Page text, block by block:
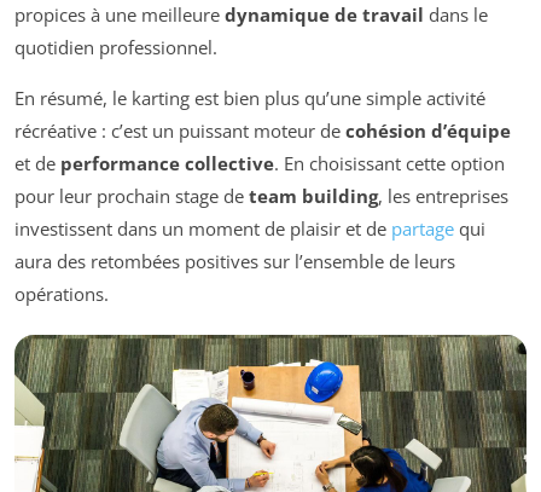
propices à une meilleure dynamique de travail dans le
quotidien professionnel.
En résumé, le karting est bien plus qu’une simple activité
récréative : c’est un puissant moteur de cohésion d’équipe
et de performance collective. En choisissant cette option
pour leur prochain stage de team building, les entreprises
investissent dans un moment de plaisir et de partage qui
aura des retombées positives sur l’ensemble de leurs
opérations.